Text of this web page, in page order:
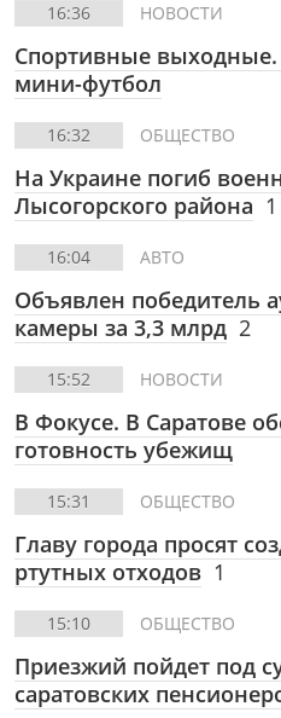
16:36 НОВОСТИ
Спортивные выходные.
мини-футбол
16:32 ОБЩЕСТВО
На Украине погиб
Лысогорского района 1
16:04 АВТО
Объявлен победитель
камеры за 3,3 млрд 2
15:52 НОВОСТИ
В Фокусе. В Саратове
готовность убежищ
15:31 ОБЩЕСТВО
Главу города просят
ртутных отходов 1
15:10 ОБЩЕСТВО
Приезжий пойдет под
саратовских